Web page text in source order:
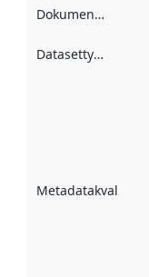
Dokumentasjon
Datasettype
Metadatakvalitet